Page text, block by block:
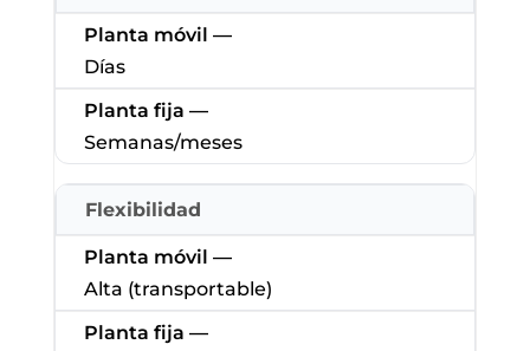
Días
Semanas/meses
Flexibilidad
Alta (transportable)